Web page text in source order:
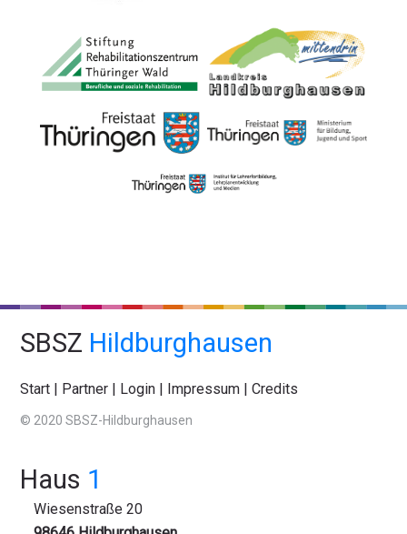
SBSZ Hildburghausen
Start | Partner | Login | Impressum |Credits
© 2020 SBSZ-Hildburghausen
Haus 1
Wiesenstraße 20